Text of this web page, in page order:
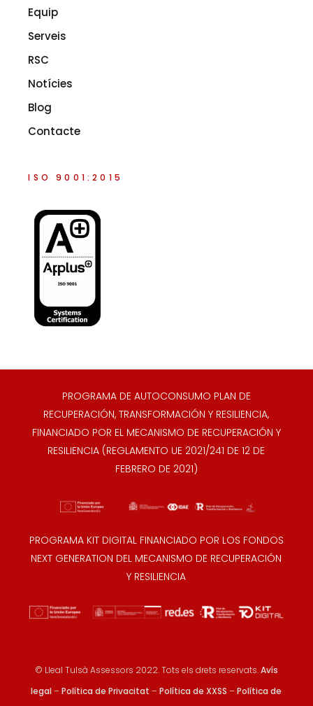
Equip
Serveis
RSC
Notícies
Blog
Contacte
ISO 9001:2015
PROGRAMA DE AUTOCONSUMO PLAN DE
RECUPERACIÓN, TRANSFORMACIÓN Y RESILIENCIA,
FINANCIADO POR EL MECANISMO DE RECUPERACIÓN Y
RESILIENCIA (REGLAMENTO UE 2021/241 DE 12 DE
FEBRERO DE 2021)
PROGRAMA KIT DIGITAL FINANCIADO POR LOS FONDOS
NEXT GENERATION DEL MECANISMO DE RECUPERACIÓN
Y RESILIENCIA
© Lleal Tulsà Assessors 2022. Tots els drets reservats.Avís
legal–Política de Privacitat –Política de XXSS –Política de